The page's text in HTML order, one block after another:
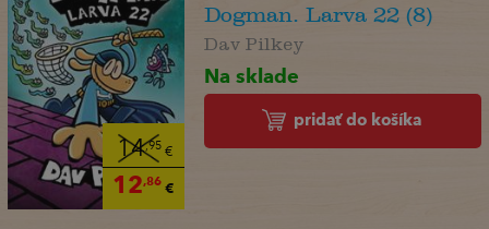
14,95€
12,86€
Dogman. Larva 22 (8)
Dav Pilkey
Na sklade
pridať do košíka